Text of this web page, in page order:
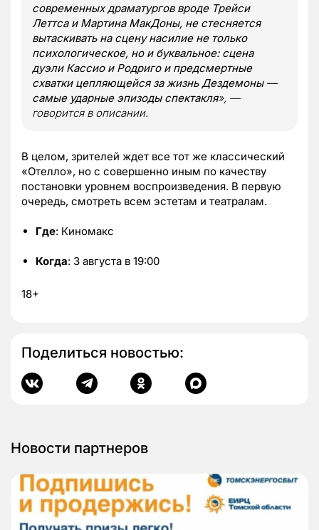
современных драматургов вроде Трейси
Леттса и Мартина МакДоны, не стесняется
вытаскивать на сцену насилие не только
психологическое, но и буквальное: сцена
дуэли Кассио и Родриго и предсмертные
схватки цепляющейся за жизнь Дездемоны —
самые ударные эпизоды спектакля», —
говорится в описании.
В целом, зрителей ждет все тот же классический
«Отелло», но с совершенно иным по качеству
постановки уровнем воспроизведения. В первую
очередь, смотреть всем эстетам и театралам.
Где: Киномакс
Когда: 3 августа в 19:00
18+
Поделиться новостью:
Новости партнеров